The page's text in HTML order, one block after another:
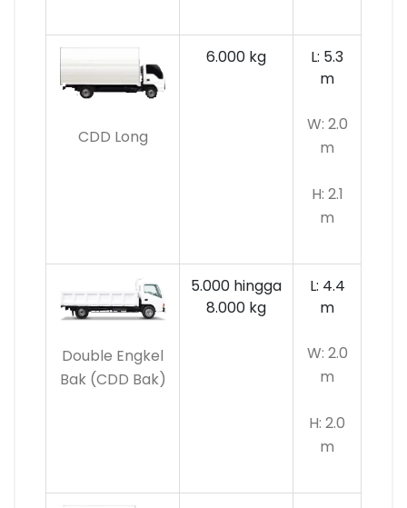
CDD Long
6.000 kg
L: 5.3
m
W: 2.0
m
H: 2.1
m
Double Engkel
Bak (CDD Bak)
5.000 hingga
8.000 kg
L: 4.4
m
W: 2.0
m
H: 2.0
m